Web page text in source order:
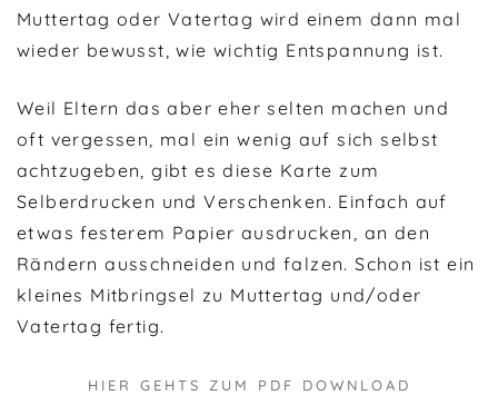
Muttertag oder Vatertag wird einem dann mal
wieder bewusst, wie wichtig Entspannung ist.
Weil Eltern das aber eher selten machen und
oft vergessen, mal ein wenig auf sich selbst
achtzugeben, gibt es diese Karte zum
Selberdrucken und Verschenken. Einfach auf
etwas festerem Papier ausdrucken, an den
Rändern ausschneiden und falzen. Schon ist ein
kleines Mitbringsel zu Muttertag und/oder
Vatertag fertig.
HIER GEHTS ZUM PDF DOWNLOAD